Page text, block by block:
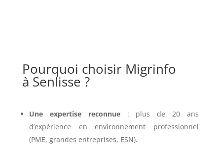
Pourquoi choisir Migrinfo
à Senlisse ?
Une expertise reconnue: plus de 20 ans
d’expérience en environnement professionnel
(PME, grandes entreprises, ESN).